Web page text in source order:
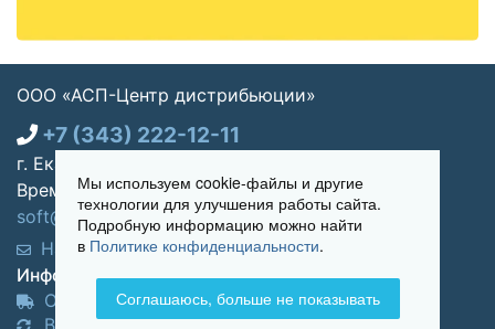
ООО «АСП-Центр дистрибьюции»
+7 (343) 222-12-11
г. Екатеринбург, ул. Щорса 7, офис 270
Время работы: Пн-пт 09:00 - 18:00
soft@asp-partners.ru
Написать нам
Обратный звонок
Информация для покупателей:
Оплата и доставка
Возврат и обмен товара
Мы используем cookie-файлы и другие
технологии для улучшения работы сайта.
Подробную информацию можно найти
в Политике конфиденциальности.
Соглашаюсь, больше не показывать